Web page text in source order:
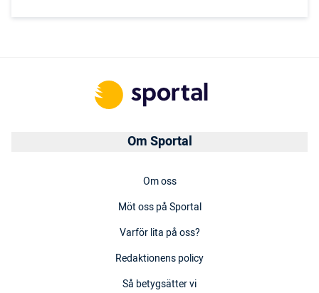
Om Sportal
Om oss
Möt oss på Sportal
Varför lita på oss?
Redaktionens policy
Så betygsätter vi